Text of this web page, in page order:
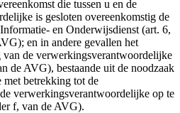
die tussen u en de
is gesloten overeenkomstig de
en Onderwijsdienst (art. 6,
en in andere gevallen het
van de verwerkingsverantwoordelijke
de AVG), bestaande uit de noodzaak
met betrekking tot de
verwerkingsverantwoordelijke op te
f, van de AVG).